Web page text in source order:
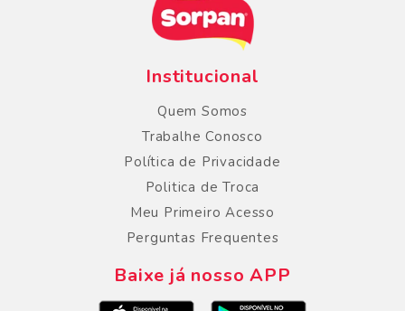
Institucional
Quem Somos
Trabalhe Conosco
Política de Privacidade
Politica de Troca
Meu Primeiro Acesso
Perguntas Frequentes
Baixe já nosso APP